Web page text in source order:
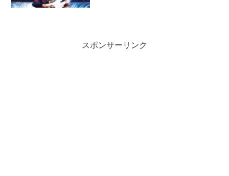
スポンサーリンク